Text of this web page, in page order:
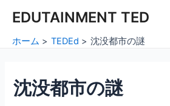
EDUTAINMENT TED
ホーム TEDEd 沈没都市の謎
沈没都市の謎
navigation